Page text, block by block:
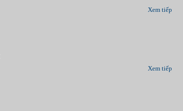
Xem tiếp
Xem tiếp